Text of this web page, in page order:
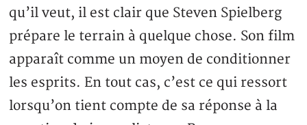
qu’il veut, il est clair que Steven Spielberg
prépare le terrain à quelque chose. Son film
apparaît comme un moyen de conditionner
les esprits. En tout cas, c’est ce qui ressort
lorsqu’on tient compte de sa réponse à la